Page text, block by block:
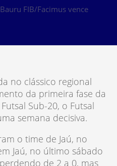
FIB/Facimus vence
no clássico regional
da primeira fase da
Sub-20, o Futsal
semana decisiva.
o time de Jaú, no
Jaú, no último sábado
de 2 a 0, mas